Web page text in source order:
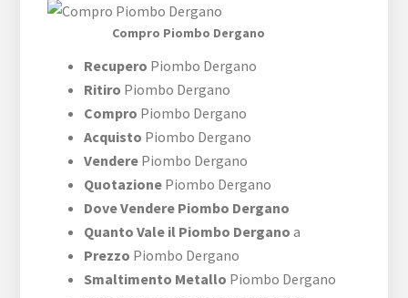
Compro Piombo Dergano
Recupero Piombo Dergano
Ritiro Piombo Dergano
Compro Piombo Dergano
Acquisto Piombo Dergano
Vendere Piombo Dergano
Quotazione Piombo Dergano
Dove Vendere Piombo Dergano
Quanto Vale il Piombo Dergano a
Prezzo Piombo Dergano
Smaltimento Metallo Piombo Dergano